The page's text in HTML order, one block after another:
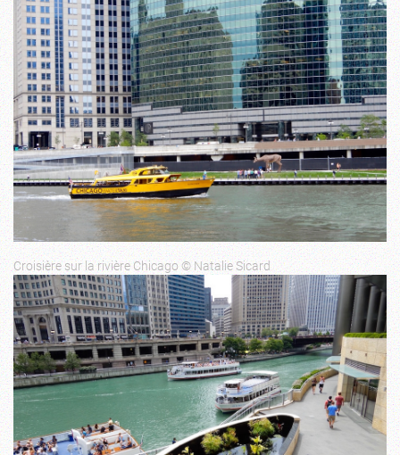
Croisière sur la rivière Chicago © Natalie Sicard